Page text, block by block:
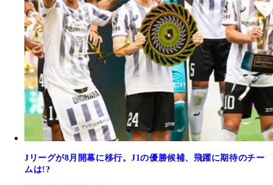
Jリーグが8月開幕に移行。J1の優勝候補、飛躍に期待のチー
ムは!?